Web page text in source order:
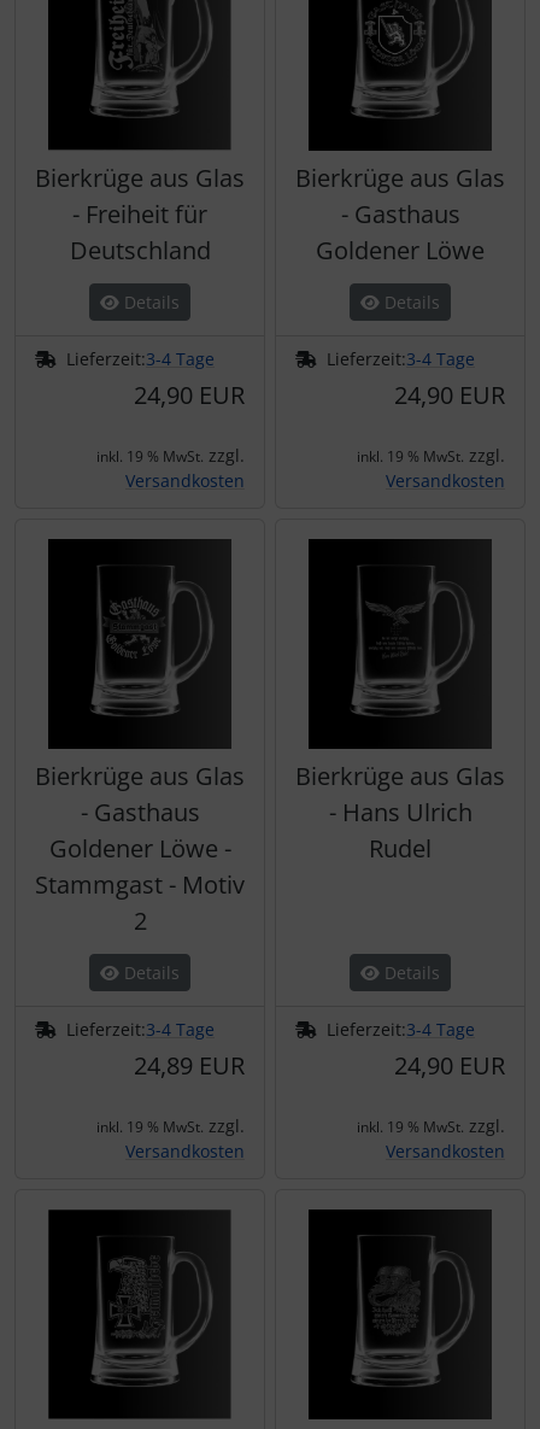
Bierkrüge aus Glas
- Freiheit für
Deutschland
Details
Lieferzeit:3-4 Tage
24,90 EUR
inkl. 19 % MwSt. zzgl.
Versandkosten
Bierkrüge aus Glas
- Gasthaus
Goldener Löwe
Details
Lieferzeit:3-4 Tage
24,90 EUR
inkl. 19 % MwSt. zzgl.
Versandkosten
Bierkrüge aus Glas
- Gasthaus
Goldener Löwe -
Stammgast - Motiv
2
Details
Lieferzeit:3-4 Tage
24,89 EUR
inkl. 19 % MwSt. zzgl.
Versandkosten
Bierkrüge aus Glas
- Hans Ulrich
Rudel
Details
Lieferzeit:3-4 Tage
24,90 EUR
inkl. 19 % MwSt. zzgl.
Versandkosten